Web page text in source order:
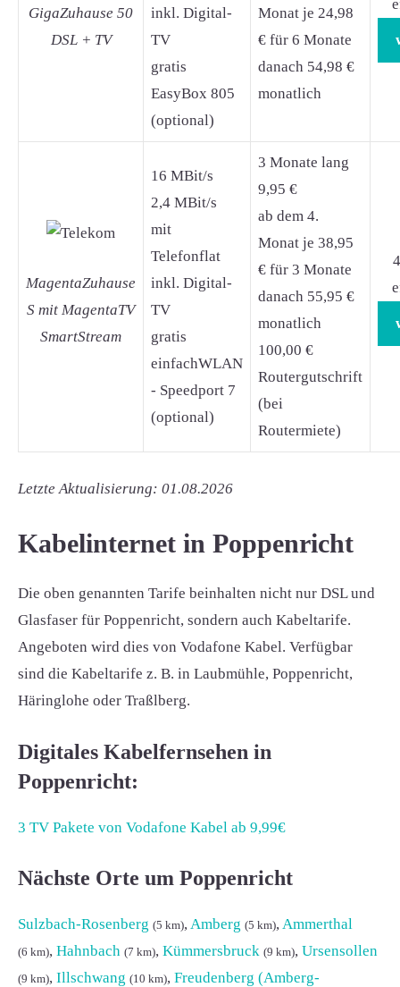
GigaZuhause 50
DSL + TV
inkl. Digital-
TV
gratis
EasyBox 805
(optional)
Monat je 24,98
€ für 6 Monate
danach 54,98 €
monatlich
MagentaZuhause
S mit MagentaTV
SmartStream
16 MBit/s
2,4 MBit/s
mit
Telefonflat
inkl. Digital-
TV
gratis
einfachWLAN
- Speedport 7
(optional)
3 Monate lang
9,95 €
ab dem 4.
Monat je 38,95
€ für 3 Monate
danach 55,95 €
monatlich
100,00 €
Routergutschrift
(bei
Routermiete)
Letzte Aktualisierung: 01.08.2026
Kabelinternet in Poppenricht
Die oben genannten Tarife beinhalten nicht nur DSL und
Glasfaser für Poppenricht, sondern auch Kabeltarife.
Angeboten wird dies von Vodafone Kabel. Verfügbar
sind die Kabeltarife z. B. in Laubmühle, Poppenricht,
Häringlohe oder Traßlberg.
Digitales Kabelfernsehen in
Poppenricht:
3 TV Pakete von Vodafone Kabel ab 9,99€
Nächste Orte um Poppenricht
Sulzbach-Rosenberg (5 km), Amberg (5 km), Ammerthal
(6 km), Hahnbach (7 km), Kümmersbruck (9 km), Ursensollen
(9 km), Illschwang (10 km), Freudenberg (Amberg-